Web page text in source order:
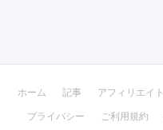
ホーム 記事 アフィリエイト
プライバシー
ご利用規約